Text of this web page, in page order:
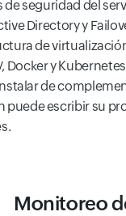
de seguridad del
Directory y
de
Docker y Kubernetes
de
puede escribir su
Monitoreo